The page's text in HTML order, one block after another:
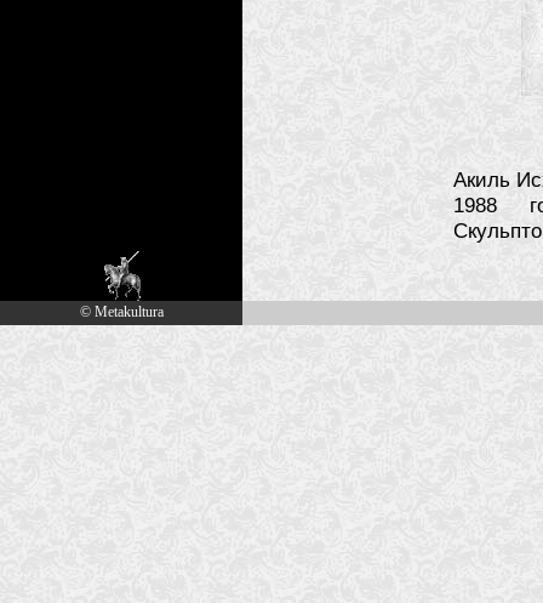
Акиль
1988
© Metakultura